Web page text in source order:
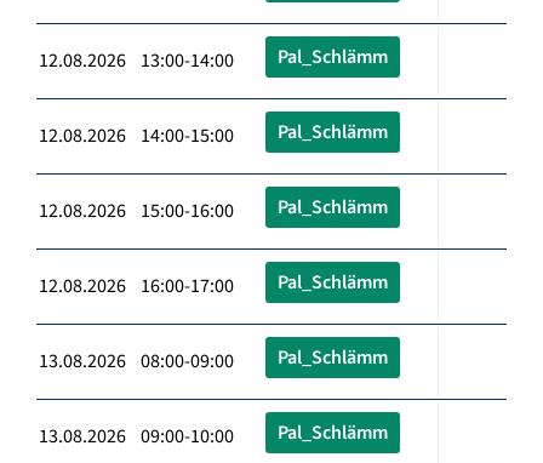
12.08.2026 13:00-14:00 Pal_Schlämm
12.08.2026 14:00-15:00 Pal_Schlämm
12.08.2026 15:00-16:00 Pal_Schlämm
12.08.2026 16:00-17:00 Pal_Schlämm
13.08.2026 08:00-09:00 Pal_Schlämm
13.08.2026 09:00-10:00 Pal_Schlämm